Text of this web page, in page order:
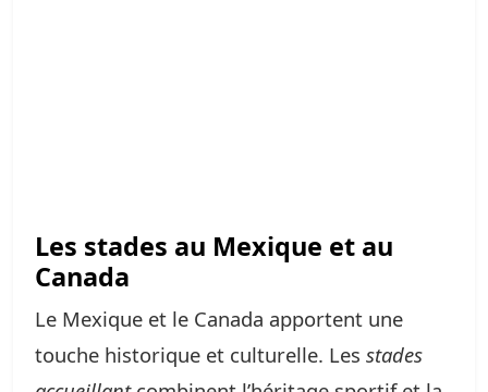
Les stades au Mexique et au
Canada
Le Mexique et le Canada apportent une
touche historique et culturelle. Les stades